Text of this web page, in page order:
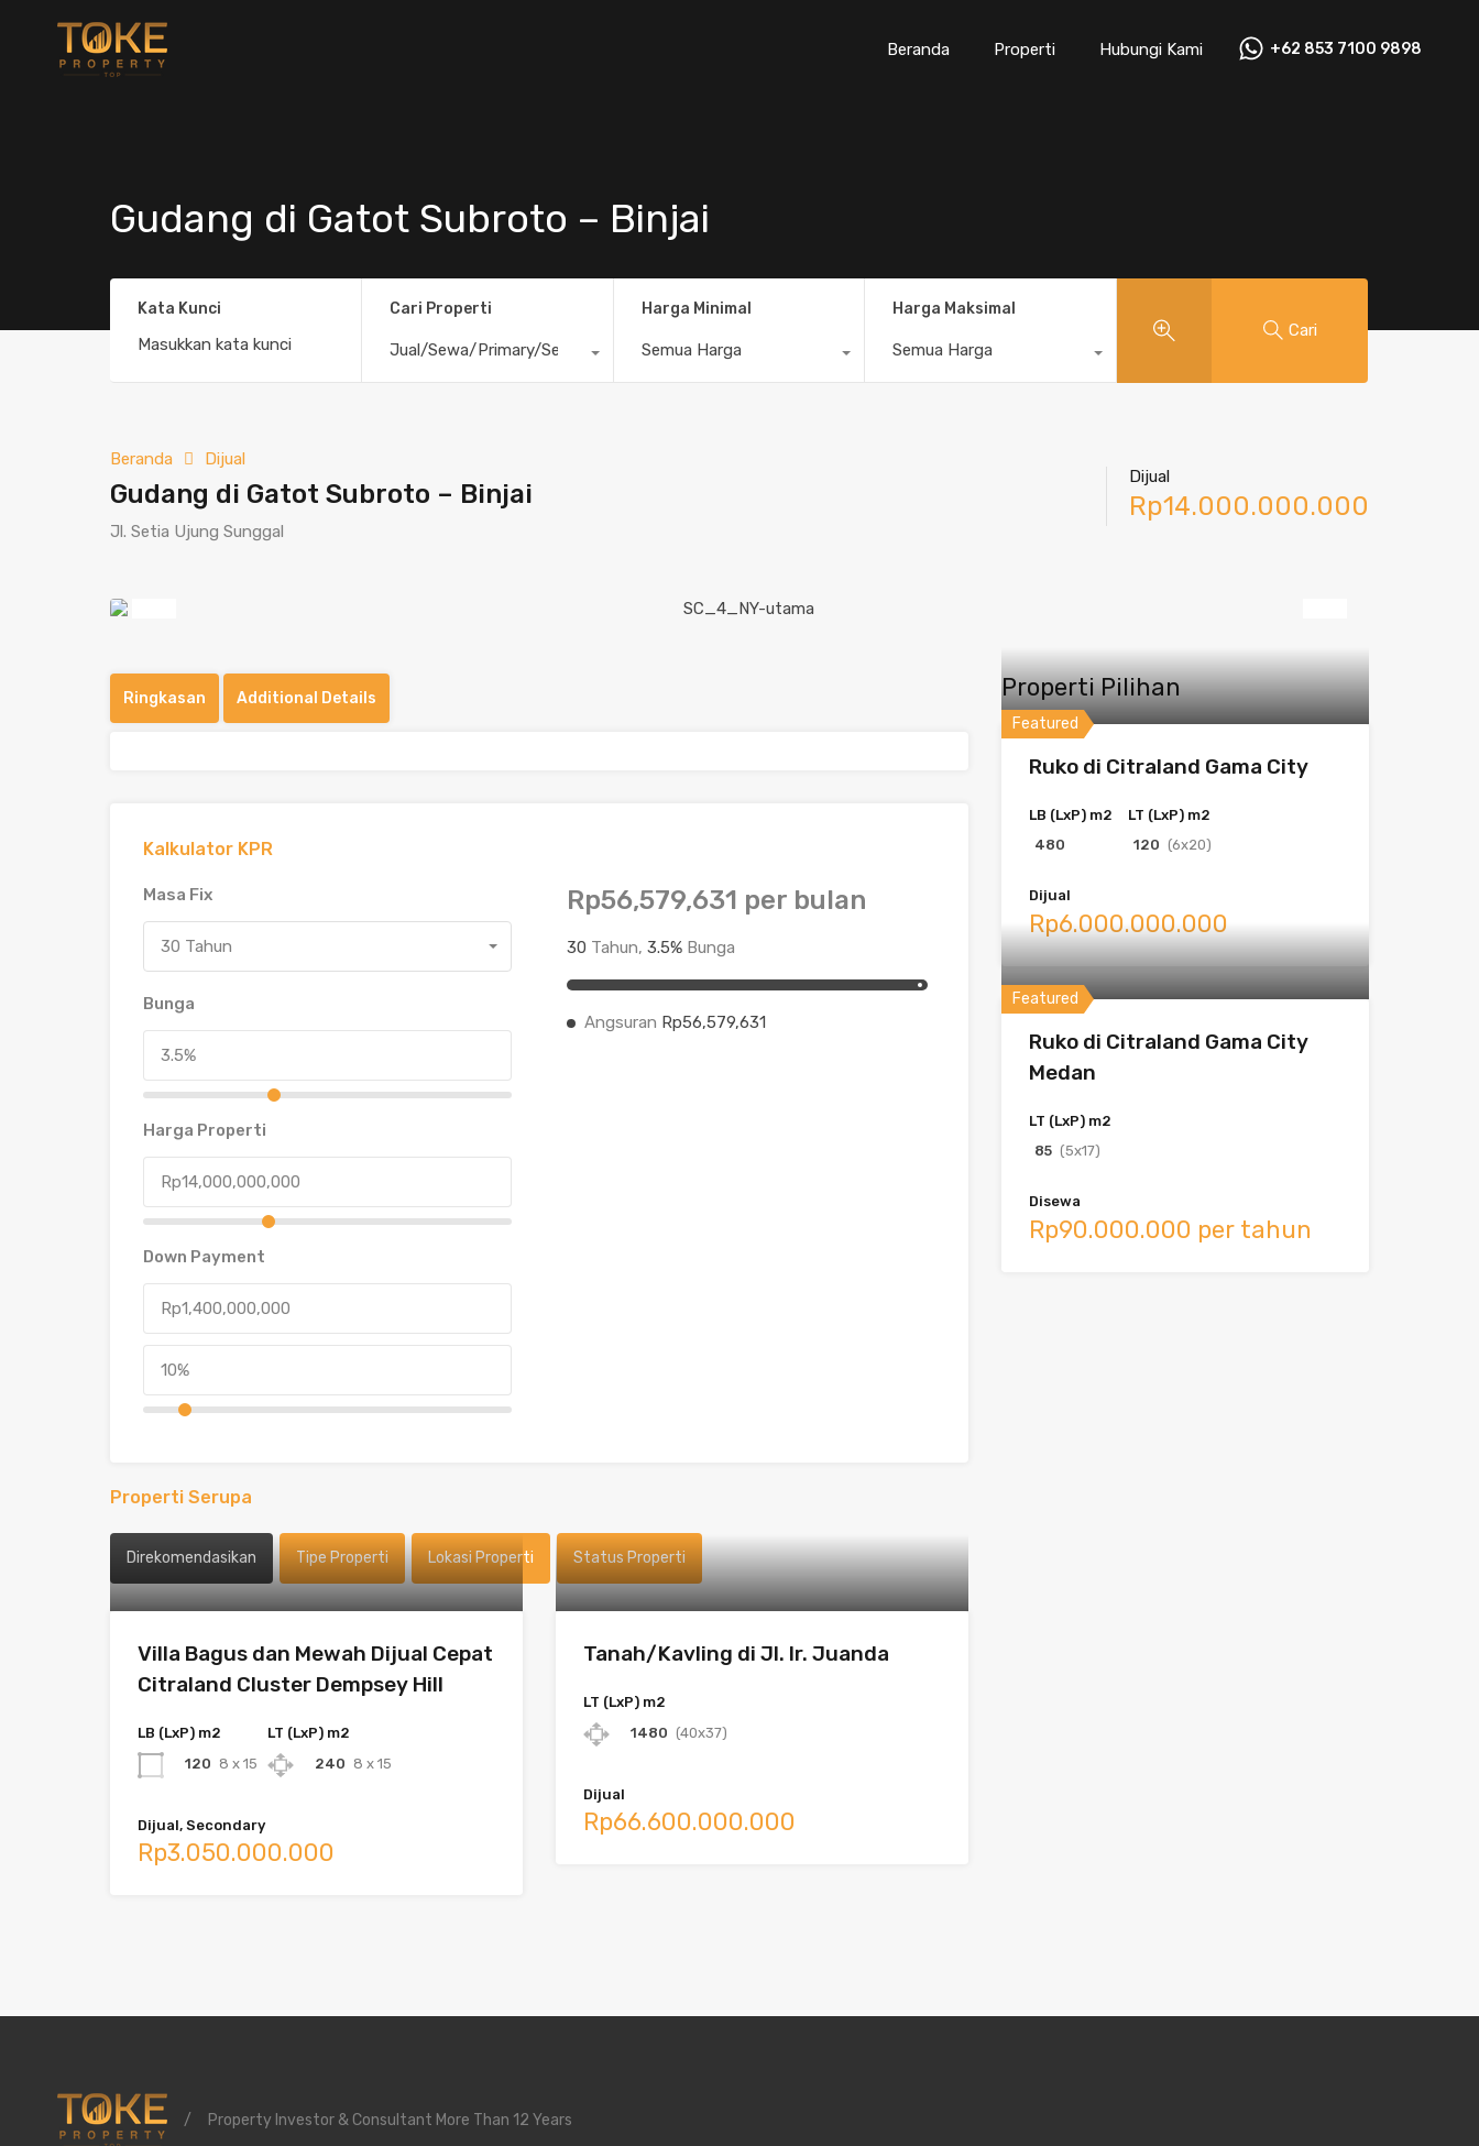
Beranda Properti Hubungi Kami +62 853 7100 9898‬
Gudang di Gatot Subroto – Binjai
Kata Kunci Cari Properti
Jual/Sewa/Primary/Secondary
Harga Minimal
Semua Harga
Harga Maksimal
Semua Harga
Cari
Beranda Dijual
Gudang di Gatot Subroto – Binjai
Jl. Setia Ujung Sunggal
Dijual
Rp14.000.000.000
Next
Ringkasan Additional Details
Kalkulator KPR
Masa Fix
30 Tahun
Bunga
Harga Properti
Down Payment
Rp56,579,631 per bulan
30 Tahun, 3.5%Bunga
Angsuran Rp56,579,631
Properti Serupa
Direkomendasikan Tipe Properti Lokasi Properti Status Properti
Villa Bagus dan Mewah Dijual Cepat
Citraland Cluster Dempsey Hill
LB (LxP) m2
120 8 x 15
LT (LxP) m2
240 8 x 15
Dijual, Secondary
Rp3.050.000.000
Tanah/Kavling di Jl. Ir. Juanda
LT (LxP) m2
1480 (40x37)
Dijual
Rp66.600.000.000
Properti Pilihan
Featured
Ruko di Citraland Gama City
LB (LxP) m2
480
LT (LxP) m2
120 (6x20)
Dijual
Rp6.000.000.000
Featured
Ruko di Citraland Gama City
Medan
LT (LxP) m2
85 (5x17)
Disewa
Rp90.000.000 per tahun
/ Property Investor & Consultant More Than 12 Years